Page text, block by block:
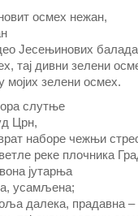
осмех нежан,
Јесењинових
тај дивни зелени
мојих зелени осмех.
слутње
Црн,
наборе чежњи
реке плочника
јутарња
усамљена;
далека, прадавна –